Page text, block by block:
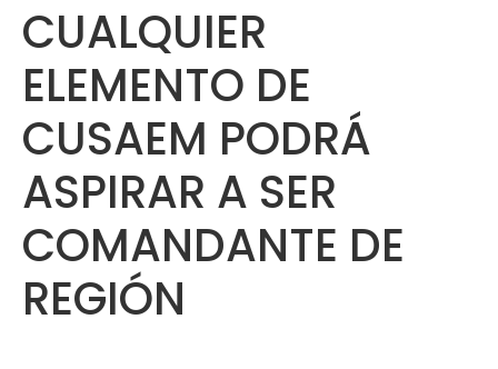
CUALQUIER
ELEMENTO DE
CUSAEM PODRÁ
ASPIRAR A SER
COMANDANTE DE
REGIÓN